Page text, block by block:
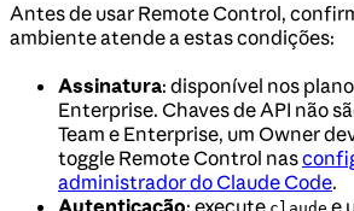
Antes de usar Remote Control,
ambiente atende a estas condições:
Assinatura: disponível nos
Enterprise. Chaves de API não
Team e Enterprise, um Owner
toggle Remote Control nas
administrador do Claude Code.